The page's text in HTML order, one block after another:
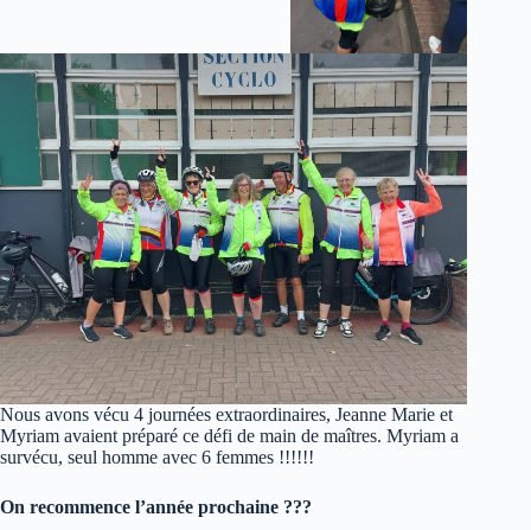
Nous avons vécu 4 journées extraordinaires, Jeanne Marie et
Myriam avaient préparé ce défi de main de maîtres. Myriam a
survécu, seul homme avec 6 femmes !!!!!!
On recommence l’année prochaine ???